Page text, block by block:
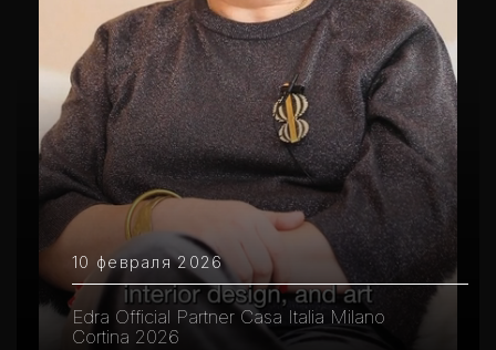
10 февраля 2026
Edra Official Partner Casa Italia Milano
Cortina 2026